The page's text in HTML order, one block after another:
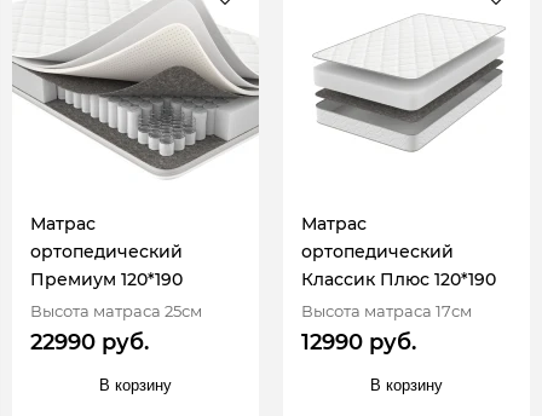
Матрас
ортопедический
Премиум 120*190
Высота матраса 25см
22990 руб.
В корзину
Матрас
ортопедический
Классик Плюс 120*190
Высота матраса 17см
12990 руб.
В корзину